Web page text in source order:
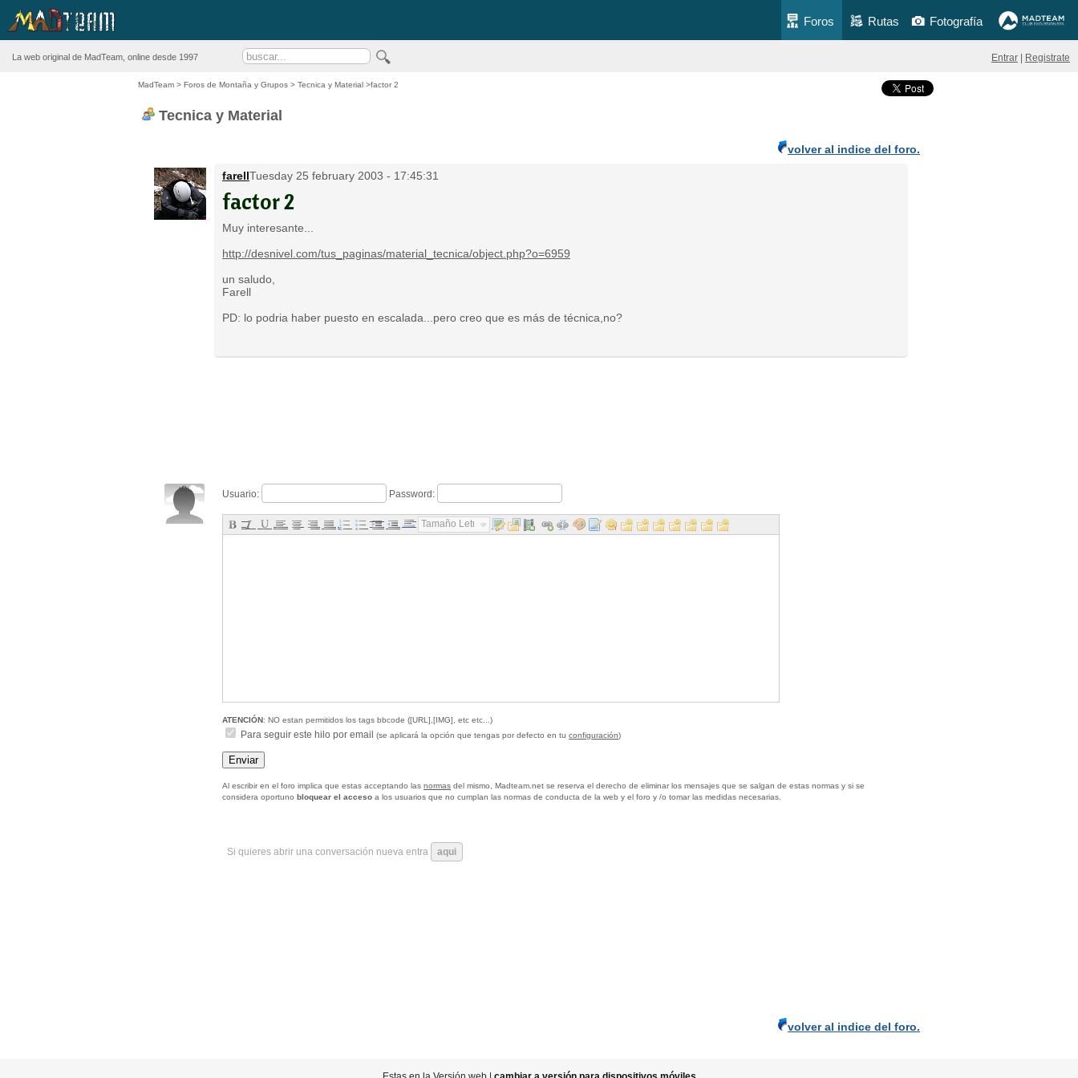
Foros Rutas Fotografía
La web original de MadTeam, online desde 1997 Entrar Registrate
MadTeam > Foros de Montaña y Grupos > Tecnica y Material >factor 2
Tecnica y Material
volver al indice del foro.
farellTuesday 25 february 2003 - 17:45:31
factor 2
Muy interesante...
http://desnivel.com/tus_paginas/material_tecnica/object.php?o=6959
un saludo,
Farell
PD: lo podria haber puesto en escalada...pero creo que es más de técnica,no?
Usuario: Password:
Tamaño Letra...
ATENCIÓN: NO estan permitidos los tags bbcode ([URL],[IMG], etc etc...)
Para seguir este hilo por email (se aplicará la opción que tengas por defecto en tu configuración)
Al escribir en el foro implica que estas acceptando las normas del mismo, Madteam.net se reserva el derecho de eliminar los mensajes que se salgan de estas normas y si se
considera oportuno bloquear el acceso a los usuarios que no cumplan las normas de conducta de la web y el foro y /o tomar las medidas necesarias.
Si quieres abrir una conversación nueva entra aqui
volver al indice del foro.